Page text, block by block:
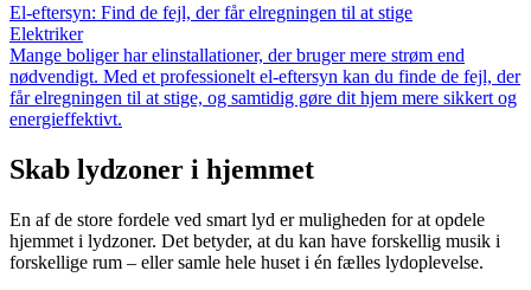
El-eftersyn: Find de fejl, der får elregningen til at stige
Elektriker
Mange boliger har elinstallationer, der bruger mere strøm end
nødvendigt. Med et professionelt el-eftersyn kan du finde de fejl, der
får elregningen til at stige, og samtidig gøre dit hjem mere sikkert og
energieffektivt.
Skab lydzoner i hjemmet
En af de store fordele ved smart lyd er muligheden for at opdele
hjemmet i lydzoner. Det betyder, at du kan have forskellig musik i
forskellige rum – eller samle hele huset i én fælles lydoplevelse.